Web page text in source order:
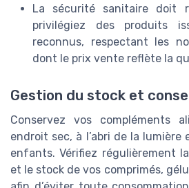
La sécurité sanitaire doit
privilégiez des produits
reconnus, respectant les
dont le prix vente reflète la
Gestion du stock et
Conservez vos compléments
endroit sec, à l’abri de la
enfants. Vérifiez régulièrement
et le stock de vos comprimés,